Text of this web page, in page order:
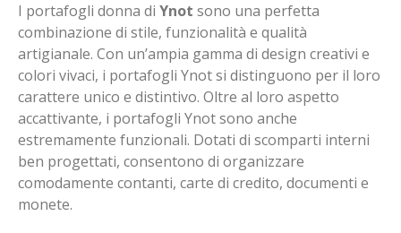
I portafogli donna di Ynot sono una perfetta
combinazione di stile, funzionalità e qualità
artigianale. Con un’ampia gamma di design creativi e
colori vivaci, i portafogli Ynot si distinguono per il loro
carattere unico e distintivo. Oltre al loro aspetto
accattivante, i portafogli Ynot sono anche
estremamente funzionali. Dotati di scomparti interni
ben progettati, consentono di organizzare
comodamente contanti, carte di credito, documenti e
monete.